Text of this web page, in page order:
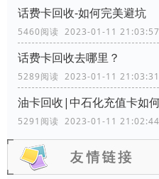
话费卡回收-如何完美避坑
5460阅读 2023-01-11 21:03:57
话费卡回收去哪里？
5289阅读 2023-01-11 21:03:31
油卡回收|中石化充值卡如
5291阅读 2023-01-11 21:02:44